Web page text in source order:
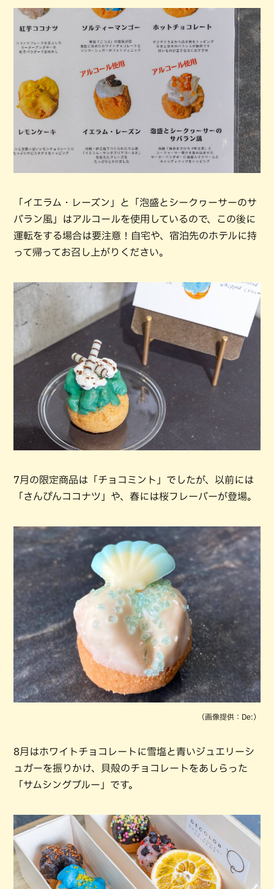
「イエラム・レーズン」と「泡盛とシークヮーサーのサ
バラン風」はアルコールを使用しているので、この後に
運転をする場合は要注意！自宅や、宿泊先のホテルに持
って帰ってお召し上がりください。
7月の限定商品は「チョコミント」でしたが、以前には
「さんぴんココナツ」や、春には桜フレーバーが登場。
（画像提供：De:）
8月はホワイトチョコレートに雪塩と青いジュエリーシ
ュガーを振りかけ、貝殻のチョコレートをあしらった
「サムシングブルー」です。